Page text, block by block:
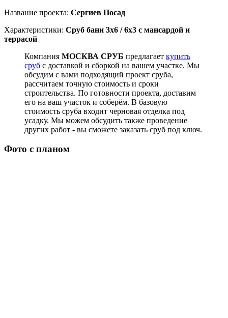
Название проекта: Сергиев Посад
Характеристики: Сруб бани 3х6 / 6x3 с мансардой и
террасой
Компания МОСКВА СРУБ предлагает купить
сруб с доставкой и сборкой на вашем участке. Мы
обсудим с вами подходящий проект сруба,
рассчитаем точную стоимость и сроки
строительства. По готовности проекта, доставим
его на ваш участок и соберём. В базовую
стоимость сруба входит черновая отделка под
усадку. Мы можем обсудить также проведение
других работ - вы сможете заказать сруб под ключ.
Фото с планом